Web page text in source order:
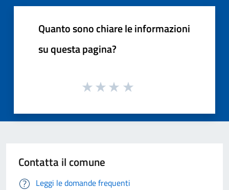
Quanto sono chiare le informazioni
su questa pagina?
Contatta il comune
Leggi le domande frequenti